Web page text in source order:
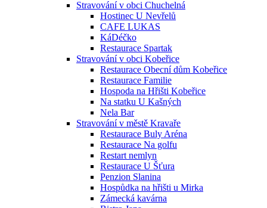
Stravování v obci Chuchelná
Hostinec U Nevřelů
CAFE LUKAS
KáDéčko
Restaurace Spartak
Stravování v obci Kobeřice
Restaurace Obecní dům Kobeřice
Restaurace Familie
Hospoda na Hřišti Kobeřice
Na statku U Kašných
Nela Bar
Stravování v městě Kravaře
Restaurace Buly Aréna
Restaurace Na golfu
Restart nemlyn
Restaurace U Šťura
Penzion Slanina
Hospůdka na hřišti u Mirka
Zámecká kavárna